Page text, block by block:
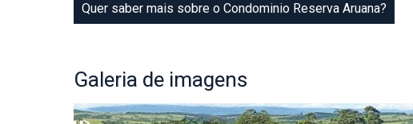
Quer saber mais sobre o Condominio Reserva Aruana?
Galeria de imagens